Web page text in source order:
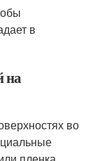
в
на
во